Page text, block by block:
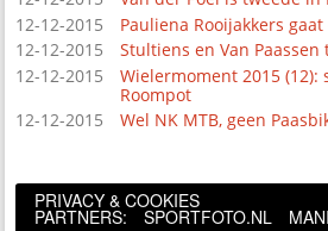
12-12-2015
Pauliena Rooijakkers
12-12-2015
Stultiens en Van
12-12-2015
Wielermoment 2015 (12):
Roompot
12-12-2015
Wel NK MTB, geen
PRIVACY & COOKIES
PARTNERS: SPORTFOTO.NL